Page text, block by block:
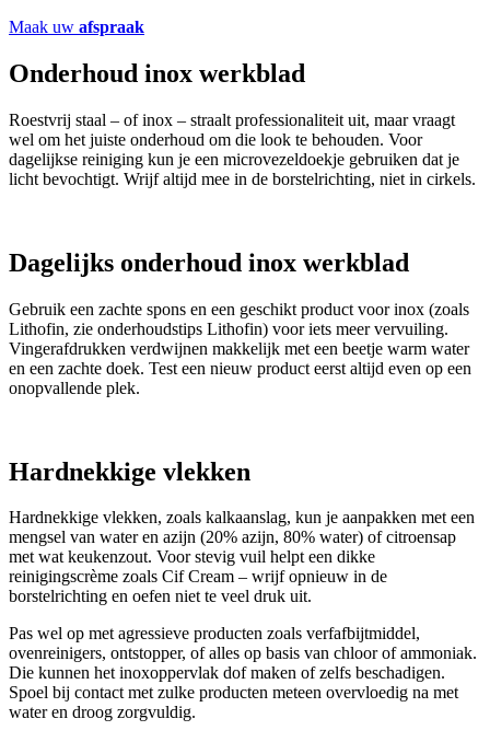
Maak uw afspraak
Onderhoud inox werkblad
Roestvrij staal – of inox – straalt professionaliteit uit, maar vraagt
wel om het juiste onderhoud om die look te behouden. Voor
dagelijkse reiniging kun je een microvezeldoekje gebruiken dat je
licht bevochtigt. Wrijf altijd mee in de borstelrichting, niet in cirkels.
Dagelijks onderhoud inox werkblad
Gebruik een zachte spons en een geschikt product voor inox (zoals
Lithofin, zie onderhoudstips Lithofin) voor iets meer vervuiling.
Vingerafdrukken verdwijnen makkelijk met een beetje warm water
en een zachte doek. Test een nieuw product eerst altijd even op een
onopvallende plek.
Hardnekkige vlekken
Hardnekkige vlekken, zoals kalkaanslag, kun je aanpakken met een
mengsel van water en azijn (20% azijn, 80% water) of citroensap
met wat keukenzout. Voor stevig vuil helpt een dikke
reinigingscrème zoals Cif Cream – wrijf opnieuw in de
borstelrichting en oefen niet te veel druk uit.
Pas wel op met agressieve producten zoals verfafbijtmiddel,
ovenreinigers, ontstopper, of alles op basis van chloor of ammoniak.
Die kunnen het inoxoppervlak dof maken of zelfs beschadigen.
Spoel bij contact met zulke producten meteen overvloedig na met
water en droog zorgvuldig.